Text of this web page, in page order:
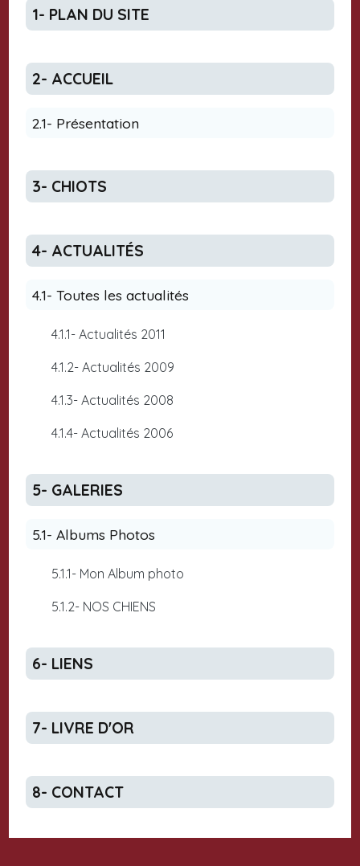
1- PLAN DU SITE
2- ACCUEIL
2.1- Présentation
3- CHIOTS
4- ACTUALITÉS
4.1- Toutes les actualités
4.1.1- Actualités 2011
4.1.2- Actualités 2009
4.1.3- Actualités 2008
4.1.4- Actualités 2006
5- GALERIES
5.1- Albums Photos
5.1.1- Mon Album photo
5.1.2- NOS CHIENS
6- LIENS
7- LIVRE D'OR
8- CONTACT